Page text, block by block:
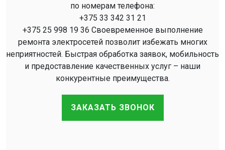
по номерам телефона:
+375 33 342 31 21
+375 25 998 19 36 Своевременное выполнение
ремонта электросетей позволит избежать многих
неприятностей. Быстрая обработка заявок, мобильность
и предоставление качественных услуг – наши
конкурентные преимущества.
ЗАКАЗАТЬ ЗВОНОК